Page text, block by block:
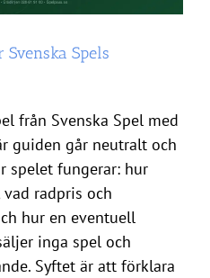
Svenska Spels
från Svenska Spel med
guiden går neutralt och
spelet fungerar: hur
radpris och
hur en eventuell
inga spel och
Syftet är att förklara